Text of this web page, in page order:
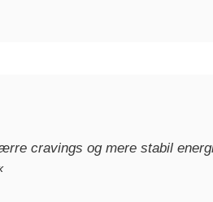
cravings og mere stabil